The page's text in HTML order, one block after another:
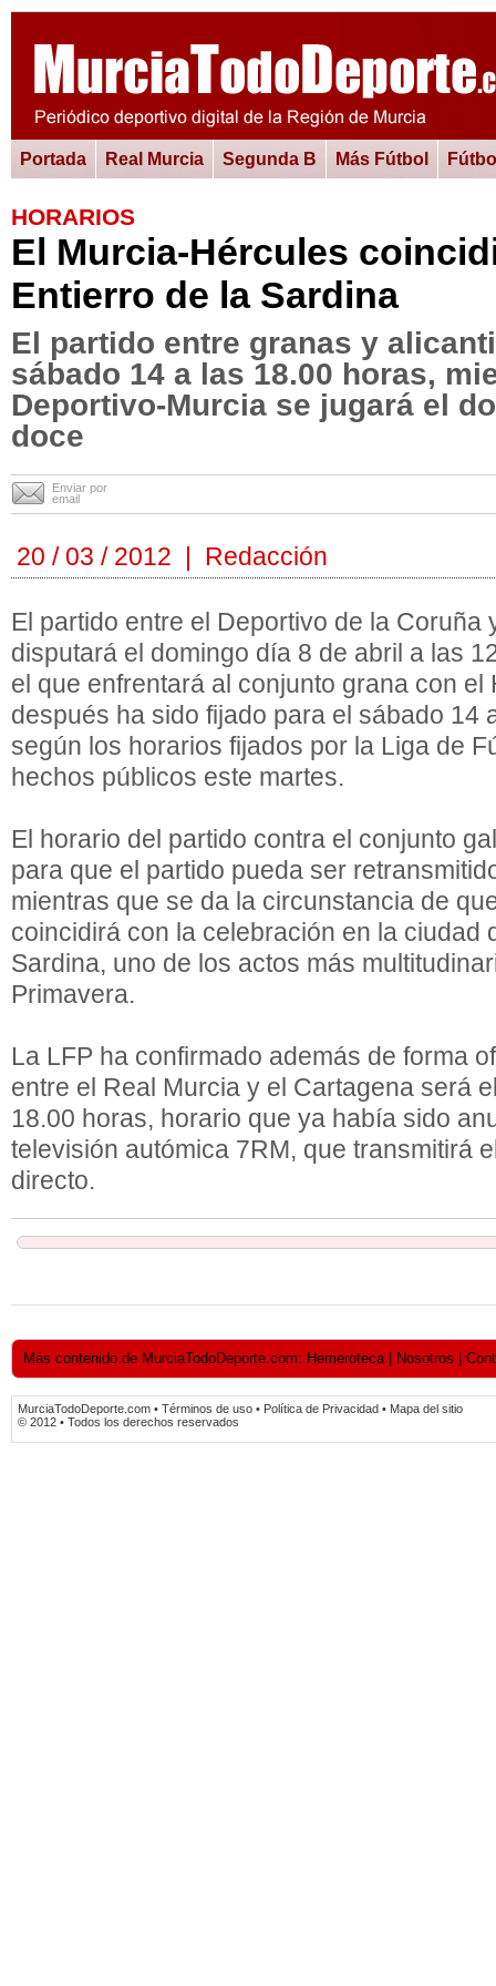
Portada Real Murcia Segunda B Más Fútbol
HORARIOS
El Murcia-Hércules
Entierro de la Sardina
El partido entre granas y
sábado 14 a las 18.00 horas,
Deportivo-Murcia se jugará el
doce
Enviar por
email
20 / 03 / 2012 | Redacción
El partido entre el Deportivo de la Coruña
disputará el domingo día 8 de abril a las
el que enfrentará al conjunto grana con
después ha sido fijado para el sábado 14
según los horarios fijados por la Liga de
hechos públicos este martes.
El horario del partido contra el conjunto
para que el partido pueda ser
mientras que se da la circunstancia de
coincidirá con la celebración en la ciudad
Sardina, uno de los actos más
Primavera.
La LFP ha confirmado además de forma
entre el Real Murcia y el Cartagena será
18.00 horas, horario que ya había sido
televisión autómica 7RM, que transmitirá
directo.
Más contenido de MurciaTodoDeporte.com: Hemeroteca | Nosotros |
MurciaTodoDeporte.com • Términos de uso • Política de Privacidad • Mapa del sitio
© 2012 • Todos los derechos reservados